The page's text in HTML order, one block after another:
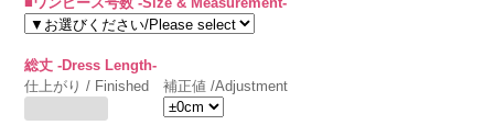
総丈 -Dress Length-
仕上がり / Finished
補正値 /Adjustment